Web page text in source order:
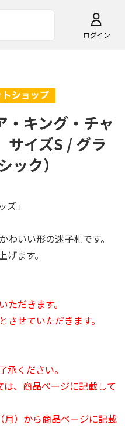
ログイン
・キング・チャ
サイズS / グラ
ク）
」
いい形の迷子札です。
ます。
だきます。
せていただきます。
ください。
、商品ページに記載して
）から商品ページに記載